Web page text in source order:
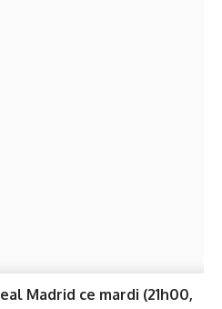
Madrid ce mardi (21h00,